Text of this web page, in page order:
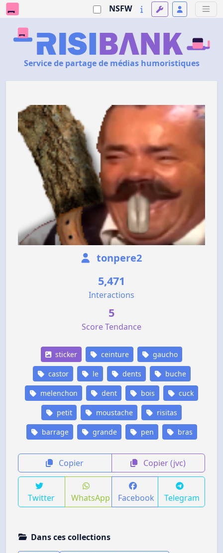
NSFW
Service de partage de médias humoristiques
tonpere2
5,471
Interactions
5
Score Tendance
sticker ceinture gaucho
castor le dents buche
melenchon dent bois cuck
petit moustache risitas
barrage grande pen bras
Copier Copier (jvc)
Twitter WhatsApp Facebook Telegram
Dans ces collections